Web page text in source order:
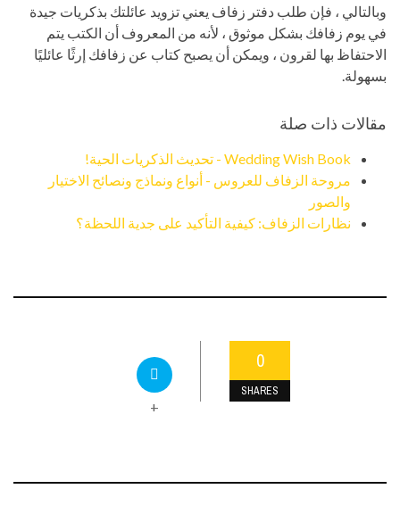
وبالتالي ، فإن طلب دفتر زفاف يعني تزويد عائلتك بذكريات جيدة
في يوم زفافك بشكل موثوق ، لأنه من المعروف أن الكتب يتم
الاحتفاظ بها لقرون ، ويمكن أن يصبح كتاب عن زفافك إرثًا عائليًا
بسهولة.
مقالات ذات صلة
Wedding Wish Book - تحديث الذكريات الحية!
مروحة الزفاف للعروس - أنواع ونماذج ونصائح الاختيار
والصور
نظارات الزفاف: كيفية التأكيد على جدية اللحظة؟
0
SHARES
+